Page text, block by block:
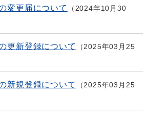
変更届について
2024年10月30
更新登録について
2025年03月25
新規登録について
2025年03月25